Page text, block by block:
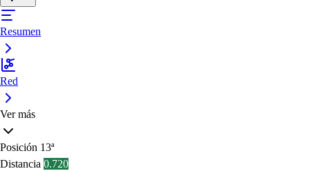
Resumen
Red
Ver más
Posición 13ª
Distancia 0.720